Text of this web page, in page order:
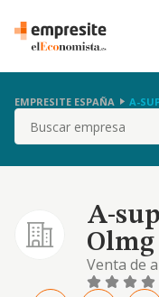
EMPRESITE ESPAÑA A-
Buscar
A-
Olmg
Venta de
ligeros